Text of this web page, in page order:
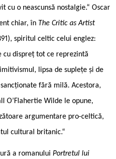
o neascunsă nostalgie.“ Oscar
chiar, în The Critic as Artist
spiritul celtic celui englez:
cu dispreț tot ce reprezintă
lipsa de suplețe și de
fără milă. Acestora,
O’Flahertie Wilde le opune,
argumentare pro-celtică,
cultural britanic.“
a romanului Portretul lui